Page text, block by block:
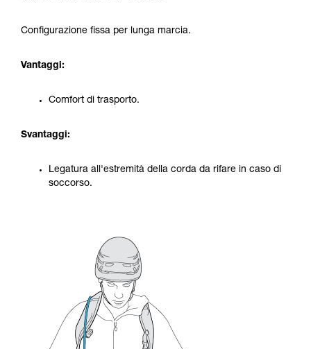
Configurazione fissa per lunga marcia.
Vantaggi:
Comfort di trasporto.
Svantaggi:
Legatura all'estremità della corda da rifare in caso di
soccorso.